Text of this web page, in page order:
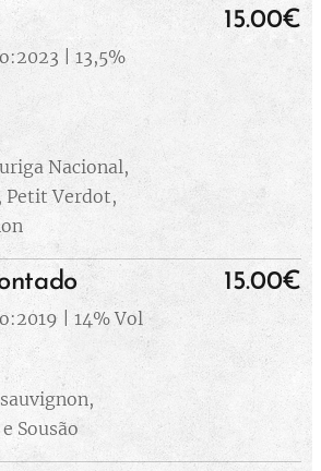
| 13,5%
Nacional,
Petit Verdot,
15.00€
| 14% Vol
Sousão
15.00€